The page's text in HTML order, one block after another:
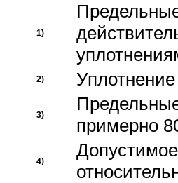
1)
2)
3)
примерно
4)